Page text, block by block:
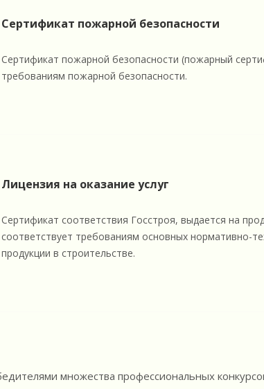
Сертификат пожарной безопасности
Сертификат пожарной безопасности (пожарный
требованиям пожарной безопасности.
Лицензия на оказание услуг
Сертификат соответствия Госстроя, выдается на
соответствует требованиям основных нормативно-
продукции в строительстве.
множества профессиональных